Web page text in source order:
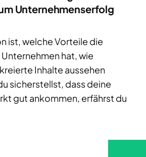
Unternehmenserfolg
ist, welche Vorteile die
hat, wie
Inhalte aussehen
sicherstellst, dass deine
gut ankommen, erfährst du